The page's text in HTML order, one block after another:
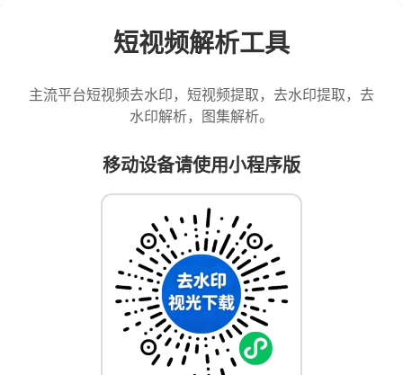
短视频解析工具
主流平台短视频去水印，短视频提取，去水印提取，去
水印解析，图集解析。
移动设备请使用小程序版